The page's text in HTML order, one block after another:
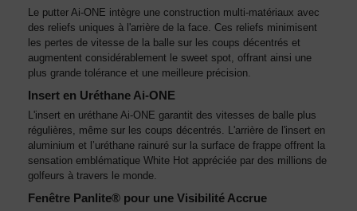
Le putter Ai-ONE intègre une construction multi-matériaux avec
des reliefs uniques à l'arrière de la face. Ces reliefs minimisent
les pertes de vitesse de la balle sur les coups décentrés et
augmentent considérablement le sweet spot, offrant ainsi une
plus grande tolérance et une meilleure précision.
Insert en Uréthane Ai-ONE
L'insert en uréthane Ai-ONE garantit des vitesses de balle plus
régulières, même sur les coups décentrés. L'arrière de l'insert en
aluminium et l’uréthane rainuré sur la surface de frappe offrent la
sensation emblématique White Hot appréciée par des millions de
golfeurs à travers le monde.
Fenêtre Panlite® pour une Visibilité Accrue